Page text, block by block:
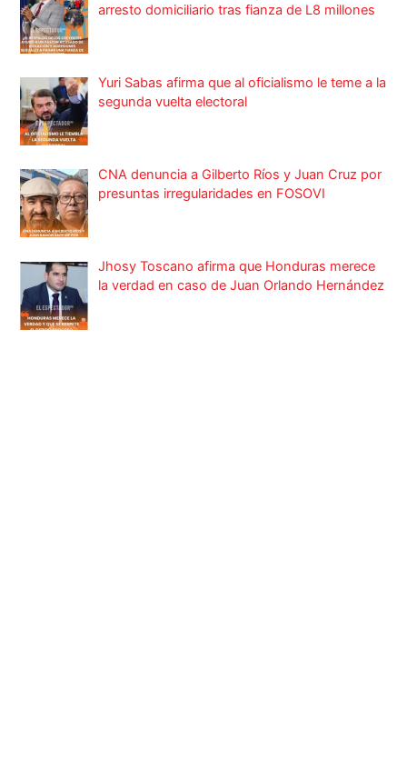
arresto domiciliario tras fianza de L8 millones
Yuri Sabas afirma que al oficialismo le teme a la
segunda vuelta electoral
CNA denuncia a Gilberto Ríos y Juan Cruz por
presuntas irregularidades en FOSOVI
Jhosy Toscano afirma que Honduras merece
la verdad en caso de Juan Orlando Hernández